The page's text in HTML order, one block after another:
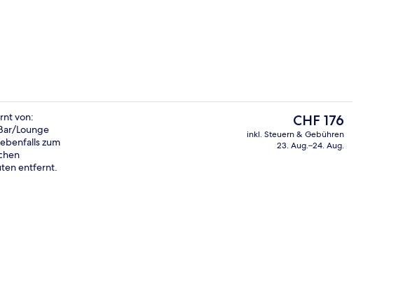
Sehenswürdigkeit
von:
Lounge
zum
entfernt.
Der
aktuelle
Preis
CHF 176
inkl. Steuern & Gebühren
23. Aug.–24. Aug.